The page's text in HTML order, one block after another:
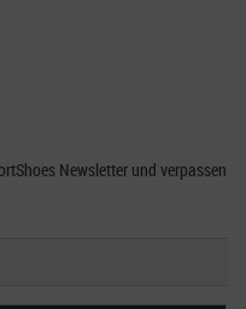
Newsletter und verpassen